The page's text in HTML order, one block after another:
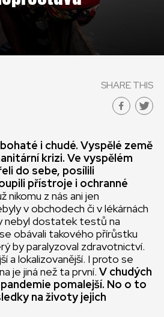
SHARE THIS
i chudé. Vyspělé země
krizi. Ve vyspělém
do sebe, posílili
přístroje i ochranné
nikomu z nás ani jen
v obchodech či v lékárnách
nebyl dostatek testů na
obávali takového přírůstku
by paralyzoval zdravotnictví.
a lokalizovanější. I proto se
je jiná než ta první. V chudých
pomalejší. No o to
na životy jejich